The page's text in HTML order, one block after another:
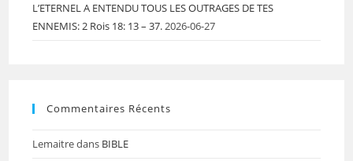
L’ETERNEL A ENTENDU TOUS LES OUTRAGES DE TES
ENNEMIS: 2 Rois 18: 13 – 37.2026-06-27
Commentaires Récents
Lemaitredans BIBLE